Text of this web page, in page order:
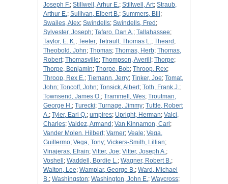
Joseph F.; Stillwell, Arhur E.; Stillwell, Art; Straub,
Arthur E.; Sullivan, Elbert B.; Summers, Bill ;
Swailes, Alex; Swindells; Swindells, Fred ;
Sylvester, Joseph; Tafaro, Dan A.; Tallahassee;
Taylor, E. K.; Teeter; Tetrault, Thomas L.; Theard ;
Theobold, John; Thomas; Thomas, Herb; Thomas,
Robert; Thomasville; Thompson, Averill ; Thorpe;
Thorpe, Benjamin; Thorpe, Bob; Throop, Rex;
Throop, Rex E.; Tiemann, Jerry; Tinker, Joe; Tomat,
John; Toncoff, John; Tonsick, Albert; Toth, Frank J.;
Townsend, James O.; Trammell, Wes; Troutman,
George H.; Turecki; Turnage, Jimmy; Tuttle, Robert
A.; Tyler, Earl Q.; umpires; Upright, Herman; Valci,
Charles; Valdez, Armand ; Van Kinnamon, Carl ;
Vander Molen, Hilbert; Varner; Veale; Vega,
Guillermo; Vega, Tony; Vickers-Smith, Lillian;
Vinajeras, Efrain; Vitter, Joe; Vitter, Joseph A.;
Voshell ; Waddell, Bordie L.; Wagner, Robert B.;
Walton, Lee; Wamplar, George B.; Ward, Michael
B.; Washingston; Washington, John E.; Waycross;